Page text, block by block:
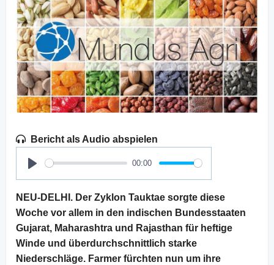
Bericht als Audio abspielen
Play
00:00
NEU-DELHI. Der Zyklon Tauktae sorgte diese
Woche vor allem in den indischen Bundesstaaten
Gujarat, Maharashtra und Rajasthan für heftige
Winde und überdurchschnittlich starke
Niederschläge. Farmer fürchten nun um ihre